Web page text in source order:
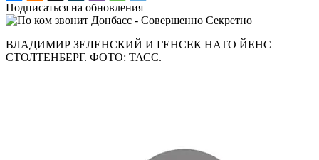
Подписаться на обновления
ВЛАДИМИР ЗЕЛЕНСКИЙ И ГЕНСЕК НАТО ЙЕНС
СТОЛТЕНБЕРГ. ФОТО: ТАСС.